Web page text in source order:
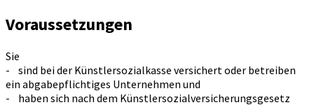
Voraussetzungen
Sie
- sind bei der Künstlersozialkasse versichert oder betreiben
ein abgabepflichtiges Unternehmen und
- haben sich nach dem Künstlersozialversicherungsgesetz